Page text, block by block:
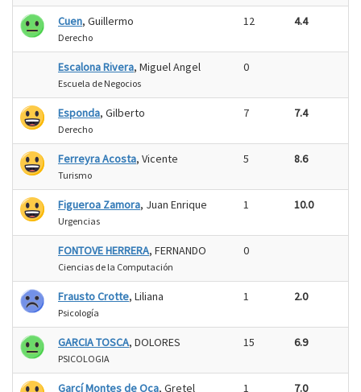
Cuen, Guillermo
Derecho
12 4.4
Escalona Rivera, Miguel Angel
Escuela de Negocios
0
Esponda, Gilberto
Derecho
7 7.4
Ferreyra Acosta, Vicente
Turismo
5 8.6
Figueroa Zamora, Juan Enrique
Urgencias
1 10.0
FONTOVE HERRERA, FERNANDO
Ciencias de la Computación
0
Frausto Crotte, Liliana
Psicología
1 2.0
GARCIA TOSCA, DOLORES
PSICOLOGIA
15 6.9
Garcí Montes de Oca, Gretel 1 7.0